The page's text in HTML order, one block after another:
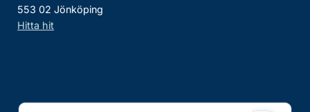
553 02 Jönköping
Hitta hit